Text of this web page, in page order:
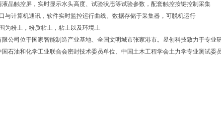
液晶触控屏，实时显示水头高度、试验状态等试验参数，配套触控按键控制采集
与计算机通讯，软件实时监控运行曲线。数据存储于采集器，可脱机运行
为粉土，粉质粘土，粘土以及环境土
公司位于国家智能制造产业基地、全国文明城市张家港市。昱创科技致力于专
石油和化学工业联合会密封技术委员单位、中国土木工程学会土力学专业测试委员